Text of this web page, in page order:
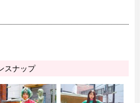
スナップ